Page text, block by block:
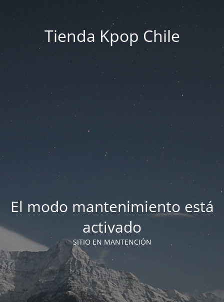
Tienda Kpop Chile
El modo mantenimiento está
activado
SITIO EN MANTENCIÓN